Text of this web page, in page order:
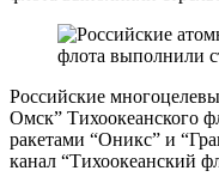
Российские
Омск” Тихоокеанского
ракетами “Оникс” и
канал “Тихоокеанский